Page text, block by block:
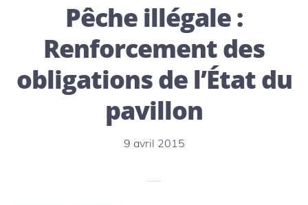
face
à
la
palangre
Pêche illégale :
Renforcement des
obligations de l’État du
pavillon
9 avril 2015